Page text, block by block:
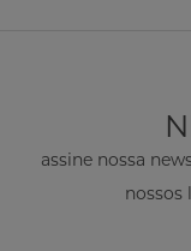
assine nossa
nossos